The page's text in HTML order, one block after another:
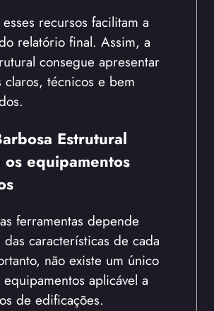
recursos facilitam a
relatório final. Assim, a
consegue apresentar
claros, técnicos e bem
Estrutural
os equipamentos
ferramentas depende
características de cada
não existe um único
aplicável a
de edificações.